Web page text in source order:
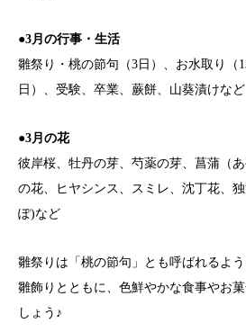
●3月の行事・生活
雛祭り・桃の節句（3日）、お水取り（
日）、受験、卒業、蕨餅、山葵漬けなど
●3月の花
彼岸桜、牡丹の芽、芍薬の芽、菖蒲（
の花、ヒヤシンス、スミレ、沈丁花、
ぽ)など
雛祭りは「桃の節句」とも呼ばれるよう
雛飾りとともに、色鮮やかな食事やお
しょう♪